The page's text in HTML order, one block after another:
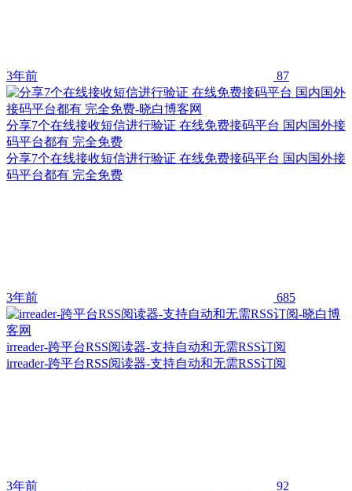
3年前 87
分享7个在线接收短信进行验证 在线免费接码平台 国内国外接
码平台都有 完全免费
分享7个在线接收短信进行验证 在线免费接码平台 国内国外接
码平台都有 完全免费
3年前 685
irreader-跨平台RSS阅读器-支持自动和无需RSS订阅
irreader-跨平台RSS阅读器-支持自动和无需RSS订阅
3年前
92